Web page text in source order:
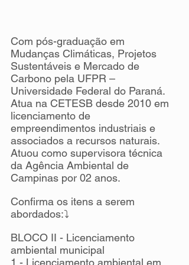
Com pós-graduação em
Mudanças Climáticas, Projetos
Sustentáveis e Mercado de
Carbono pela UFPR –
Universidade Federal do Paraná.
Atua na CETESB desde 2010 em
licenciamento de
empreendimentos industriais e
associados a recursos naturais.
Atuou como supervisora técnica
da Agência Ambiental de
Campinas por 02 anos.
Confirma os itens a serem
abordados:⤵️
BLOCO II - Licenciamento
ambiental municipal
1 - Licenciamento ambiental em